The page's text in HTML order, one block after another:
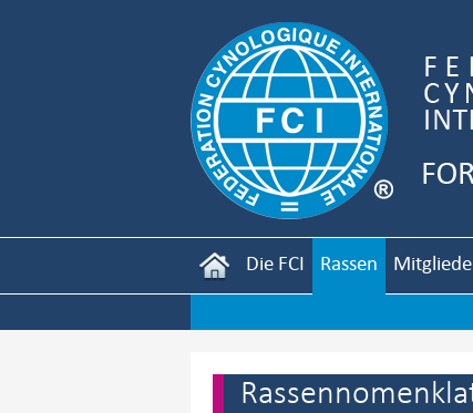
Die FCI Rassen